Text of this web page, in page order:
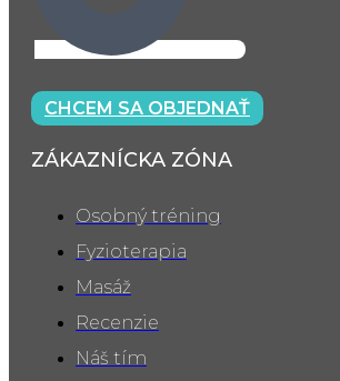
CHCEM SA OBJEDNAŤ
ZÁKAZNÍCKA ZÓNA
Osobný tréning
Fyzioterapia
Masáž
Recenzie
Náš tím